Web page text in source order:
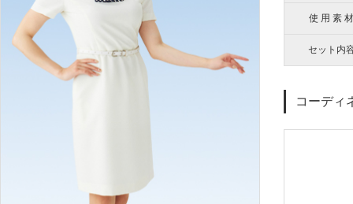
使 用 素 材
セット内
コーディ